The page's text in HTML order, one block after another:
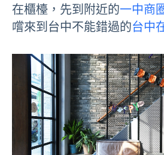
在櫃檯，先到附近的一中商
嚐來到台中不能錯過的台中